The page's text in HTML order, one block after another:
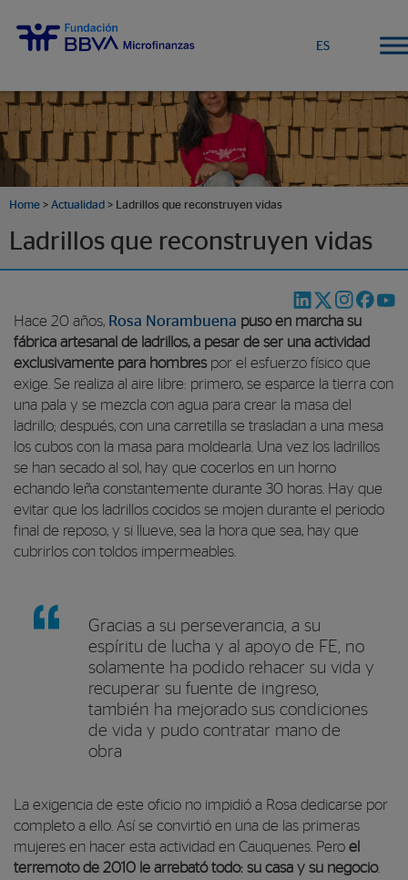
ES
Home > Actualidad > Ladrillos que reconstruyen vidas
Ladrillos que reconstruyen vidas
Hace 20 años, Rosa Norambuena puso en marcha su
fábrica artesanal de ladrillos, a pesar de ser una actividad
exclusivamente para hombrespor el esfuerzo físico que
exige. Se realiza al aire libre: primero, se esparce la tierra con
una pala y se mezcla con agua para crear la masa del
ladrillo; después, con una carretilla se trasladan a una mesa
los cubos con la masa para moldearla. Una vez los ladrillos
se han secado al sol, hay que cocerlos en un horno
echando leña constantemente durante 30 horas. Hay que
evitar que los ladrillos cocidos se mojen durante el periodo
final de reposo, y si llueve, sea la hora que sea, hay que
cubrirlos con toldos impermeables.
Gracias a su perseverancia, a su
espíritu de lucha y al apoyo de FE, no
solamente ha podido rehacer su vida y
recuperar su fuente de ingreso,
también ha mejorado sus condiciones
de vida y pudo contratar mano de
obra
La exigencia de este oficio no impidió a Rosa dedicarse por
completo a ello. Así se convirtió en una de las primeras
mujeres en hacer esta actividad en Cauquenes. Pero el
terremoto de 2010 le arrebató todo: su casa y su negocio.